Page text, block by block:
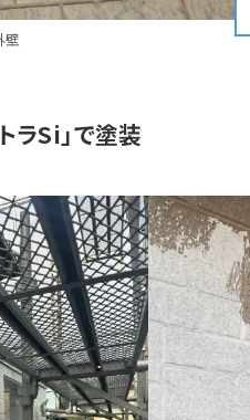
壁
ラSi」で塗装